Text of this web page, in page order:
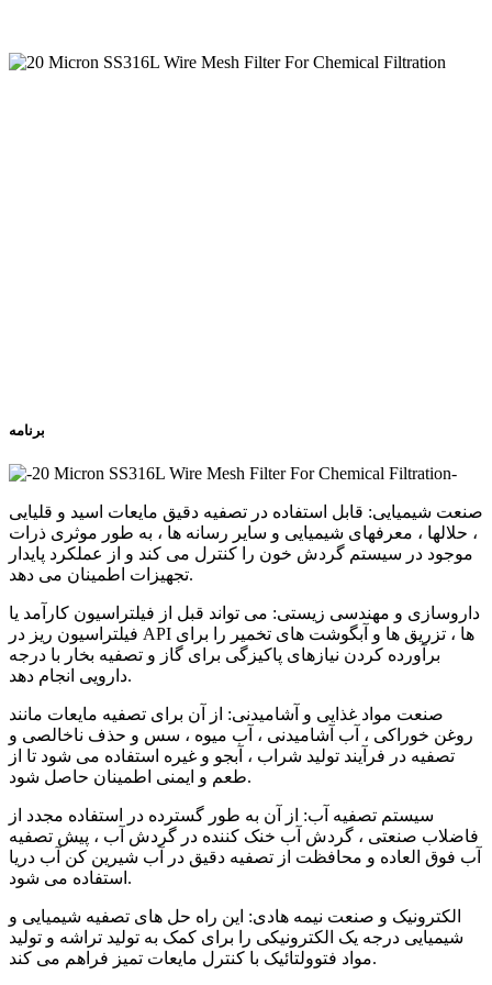
برنامه
صنعت شیمیایی: قابل استفاده در تصفیه دقیق مایعات اسید و قلیایی
، حلالها ، معرفهای شیمیایی و سایر رسانه ها ، به طور موثری ذرات
موجود در سیستم گردش خون را کنترل می کند و از عملکرد پایدار
تجهیزات اطمینان می دهد.
داروسازی و مهندسی زیستی: می تواند قبل از فیلتراسیون کارآمد یا
فیلتراسیون ریز در API ها ، تزریق ها و آبگوشت های تخمیر را برای
برآورده کردن نیازهای پاکیزگی برای گاز و تصفیه بخار با درجه
دارویی انجام دهد.
صنعت مواد غذایی و آشامیدنی: از آن برای تصفیه مایعات مانند
روغن خوراکی ، آب آشامیدنی ، آب میوه ، سس و حذف ناخالصی و
تصفیه در فرآیند تولید شراب ، آبجو و غیره استفاده می شود تا از
طعم و ایمنی اطمینان حاصل شود.
سیستم تصفیه آب: از آن به طور گسترده در استفاده مجدد از
فاضلاب صنعتی ، گردش آب خنک کننده در گردش آب ، پیش تصفیه
آب فوق العاده و محافظت از تصفیه دقیق در آب شیرین کن آب دریا
استفاده می شود.
الکترونیک و صنعت نیمه هادی: این راه حل های تصفیه شیمیایی و
شیمیایی درجه یک الکترونیکی را برای کمک به تولید تراشه و تولید
مواد فتوولتائیک با کنترل مایعات تمیز فراهم می کند.